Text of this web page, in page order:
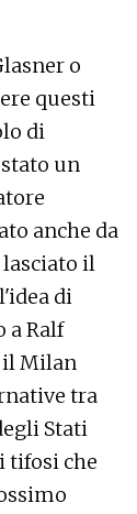
o
questi
di
un
anche da
lasciato il
di
a Ralf
il Milan
tra
Stati
tifosi che